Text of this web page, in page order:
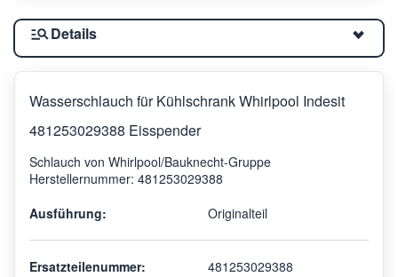
Details
Wasserschlauch für Kühlschrank Whirlpool Indesit
481253029388 Eisspender
Schlauch von Whirlpool/Bauknecht-Gruppe
Herstellernummer: 481253029388
Ausführung:
Originalteil
Ersatzteilenummer: 481253029388